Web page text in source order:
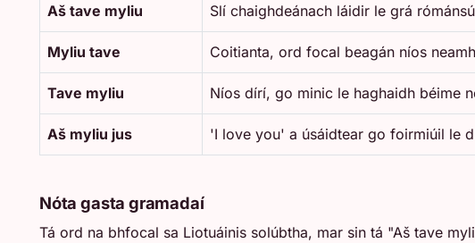
Aš tave myliu Slí chaighdeánach láidir le grá
Myliu tave Coitianta, ord focal beagán níos
Tave myliu Níos dírí, go minic le haghaidh béime
Aš myliu jus 'I love you' a úsáidtear go foirmiúil le
Nóta gasta gramadaí
Tá ord na bhfocal sa Liotuáinis solúbtha, mar sin tá "Aš tave